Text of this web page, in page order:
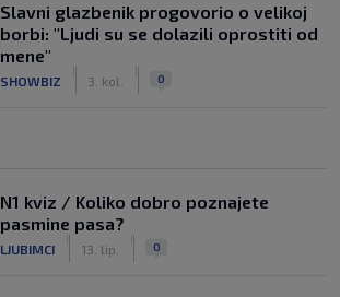
Slavni glazbenik progovorio o velikoj
borbi: "Ljudi su se dolazili oprostiti od
mene"
SHOWBIZ 3. kol. 0
N1 kviz / Koliko dobro poznajete
pasmine pasa?
LJUBIMCI 13. lip. 0